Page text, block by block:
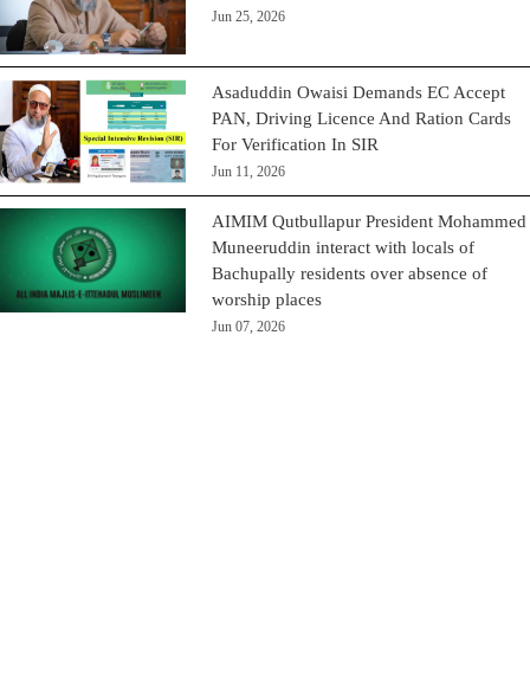
Jun 25, 2026
Asaduddin Owaisi Demands EC Accept
PAN, Driving Licence And Ration Cards
For Verification In SIR
Jun 11, 2026
AIMIM Qutbullapur President Mohammed
Muneeruddin interact with locals of
Bachupally residents over absence of
worship places
Jun 07, 2026